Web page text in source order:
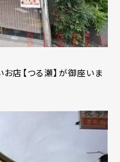
店【つる瀬】が御座いま